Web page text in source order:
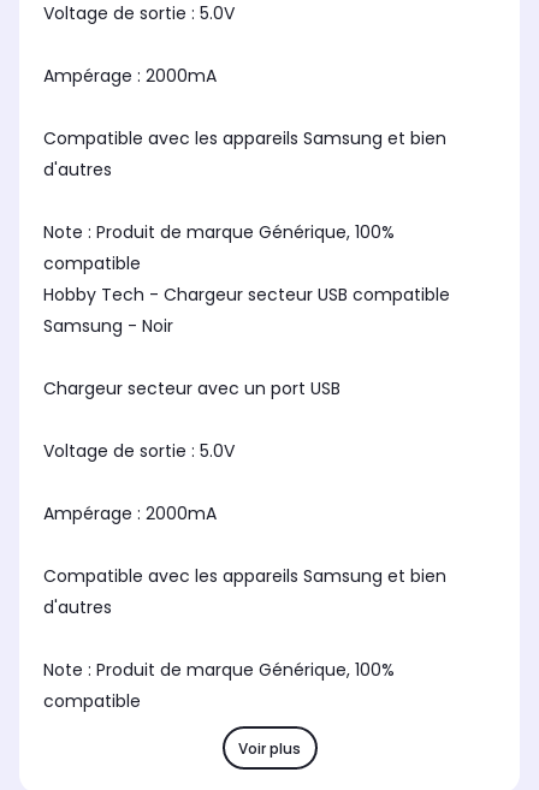
Voltage de sortie : 5.0V
Ampérage : 2000mA
Compatible avec les appareils Samsung et bien
d'autres
Note : Produit de marque Générique, 100%
compatible
Hobby Tech - Chargeur secteur USB compatible
Samsung - Noir
Chargeur secteur avec un port USB
Voltage de sortie : 5.0V
Ampérage : 2000mA
Compatible avec les appareils Samsung et bien
d'autres
Note : Produit de marque Générique, 100%
compatible
Voir plus